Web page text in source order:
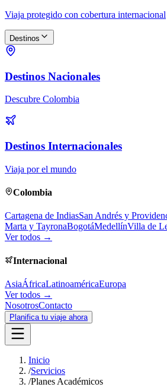
Viaja protegido con cobertura internacional
Destinos
Destinos Nacionales
Descubre Colombia
Destinos Internacionales
Viaja por el mundo
Colombia
Cartagena de IndiasSan Andrés y
Marta y TayronaBogotáMedellínVilla de
Ver todos →
Internacional
AsiaÁfricaLatinoaméricaEuropa
Ver todos →
NosotrosContacto
Planifica tu viaje ahora
Inicio
/Servicios
/Planes Académicos